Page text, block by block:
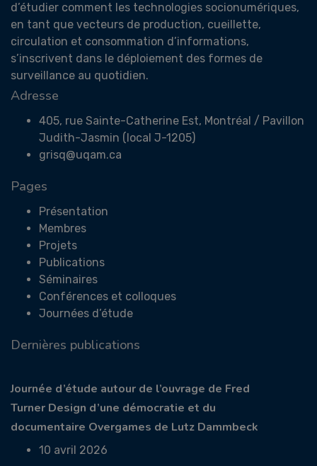
d’étudier comment les technologies socionumériques,
en tant que vecteurs de production, cueillette,
circulation et consommation d’informations,
s’inscrivent dans le déploiement des formes de
surveillance au quotidien.
Adresse
405, rue Sainte-Catherine Est, Montréal / Pavillon
Judith-Jasmin (local J-1205)
grisq@uqam.ca
Pages
Présentation
Membres
Projets
Publications
Séminaires
Conférences et colloques
Journées d’étude
Dernières publications
Journée d’étude autour de l’ouvrage de Fred
Turner Design d’une démocratie et du
documentaire Overgames de Lutz Dammbeck
10 avril 2026